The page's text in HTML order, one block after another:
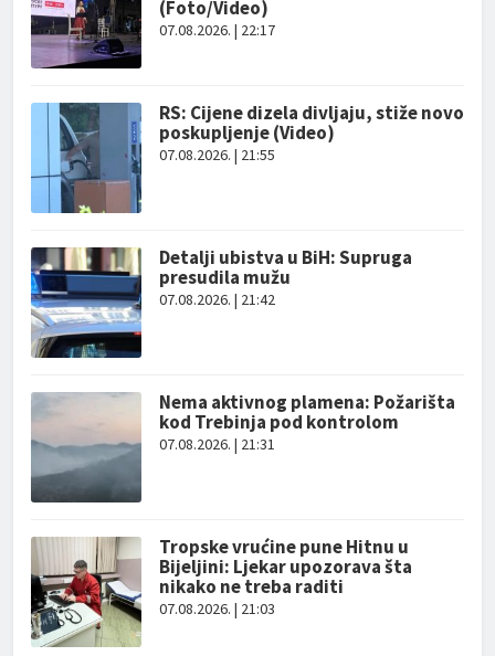
(Foto/Video)
07.08.2026. | 22:17
RS: Cijene dizela divljaju, stiže novo
poskupljenje (Video)
07.08.2026. | 21:55
Detalji ubistva u BiH: Supruga
presudila mužu
07.08.2026. | 21:42
Nema aktivnog plamena: Požarišta
kod Trebinja pod kontrolom
07.08.2026. | 21:31
Tropske vrućine pune Hitnu u
Bijeljini: Ljekar upozorava šta
nikako ne treba raditi
07.08.2026. | 21:03